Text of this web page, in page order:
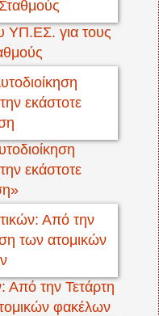
ΥΠ.ΕΣ. για τους
εκάστοτε
Από την Τετάρτη
φακέλων